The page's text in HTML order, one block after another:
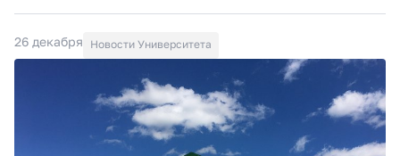
26 декабря Новости Университета